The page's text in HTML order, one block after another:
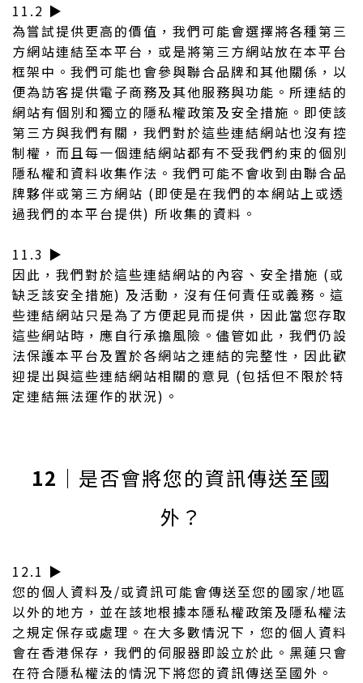
11.2 ▶︎
為嘗試提供更高的價值，我們可能會選擇將各種第三
方網站連結至本平台，或是將第三方網站放在本平台
框架中。我們可能也會參與聯合品牌和其他關係，以
便為訪客提供電子商務及其他服務與功能。所連結的
網站有個別和獨立的隱私權政策及安全措施。即使該
第三方與我們有關，我們對於這些連結網站也沒有控
制權，而且每一個連結網站都有不受我們約束的個別
隱私權和資料收集作法。我們可能不會收到由聯合品
牌夥伴或第三方網站 (即使是在我們的本網站上或透
過我們的本平台提供) 所收集的資料。
11.3 ▶︎
因此，我們對於這些連結網站的內容、安全措施 (或
缺乏該安全措施) 及活動，沒有任何責任或義務。這
些連結網站只是為了方便起見而提供，因此當您存取
這些網站時，應自行承擔風險。儘管如此，我們仍設
法保護本平台及置於各網站之連結的完整性，因此歡
迎提出與這些連結網站相關的意見 (包括但不限於特
定連結無法運作的狀況)。
12 ｜是否會將您的資訊傳送至國
外？
12.1 ▶︎
您的個人資料及/或資訊可能會傳送至您的國家/地區
以外的地方，並在該地根據本隱私權政策及隱私權法
之規定保存或處理。在大多數情況下，您的個人資料
會在香港保存，我們的伺服器即設立於此。黑蓮只會
在符合隱私權法的情況下將您的資訊傳送至國外。